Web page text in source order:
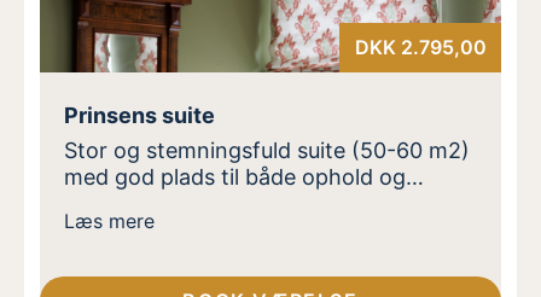
Prinsens suite
Stor og stemningsfuld suite (50-60 m2)
med god plads til både ophold og
badeværelse med badekar, samt hyggelig
terrasse. En oplagt ramme for et ophold
Læs mere
DKK 2.795,00